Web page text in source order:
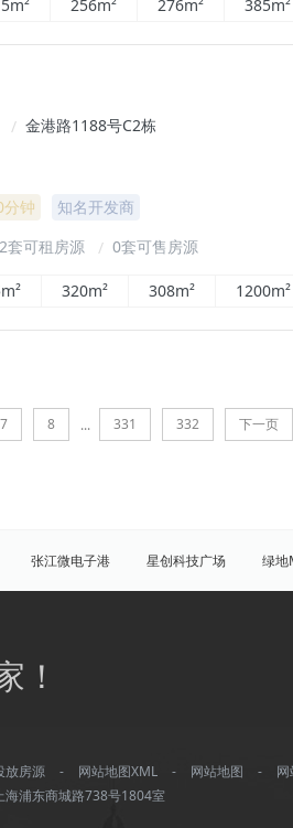
256m² 276m² 385m²
/ 金港路1188号C2栋
钟
知名开发商
套可租房源 / 0套可售房源
320m² 308m² 1200m²
7 8 ... 331 332 下一页
张江微电子港 星创科技广场 绿地
大天地源创谷 豪威科技园（张江乐业天地）
普陀
浦江 水产路 延安西路 董家渡
！
放房源 - 网站地图XML - 网站地图 -
海浦东商城路738号1804室